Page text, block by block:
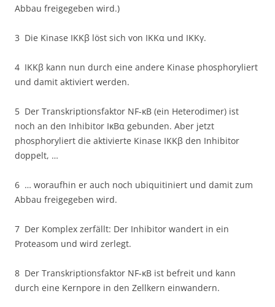
Abbau freigegeben wird.)
3 Die Kinase IKKβ löst sich von IKKα und IKKγ.
4 IKKβ kann nun durch eine andere Kinase phosphoryliert
und damit aktiviert werden.
5 Der Transkriptionsfaktor NF-κB (ein Heterodimer) ist
noch an den Inhibitor IκBα gebunden. Aber jetzt
phosphoryliert die aktivierte Kinase IKKβ den Inhibitor
doppelt, …
6 … woraufhin er auch noch ubiquitiniert und damit zum
Abbau freigegeben wird.
7 Der Komplex zerfällt: Der Inhibitor wandert in ein
Proteasom und wird zerlegt.
8 Der Transkriptionsfaktor NF-κB ist befreit und kann
durch eine Kernpore in den Zellkern einwandern.